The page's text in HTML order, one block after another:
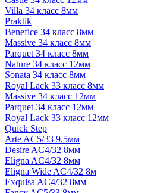
Villa 34 класс 8мм
Praktik
Benefice 34 класс 8мм
Massive 34 класс 8мм
Parquet 34 класс 8мм
Nature 34 класс 12мм
Sonata 34 класс 8мм
Royal Lack 33 класс 8мм
Massive 34 класс 12мм
Parquet 34 класс 12мм
Royal Lack 33 класс 12мм
Quick Step
Arte AC5/33 9.5мм
Desire AC4/32 8мм
Eligna AC4/32 8мм
Eligna Wide AC4/32 8м
Exquisa AC4/32 8мм